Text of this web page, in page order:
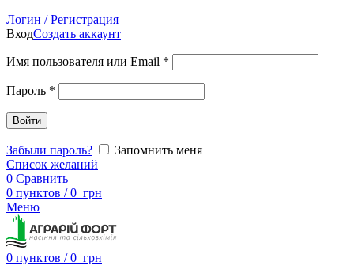
Логин / Регистрация
ВходСоздать аккаунт
Имя пользователя или Email *
Пароль *
Войти
Забыли пароль?
Запомнить меня
Список желаний
0 Сравнить
0 пунктов / 0 грн
Меню
0 пунктов / 0 грн